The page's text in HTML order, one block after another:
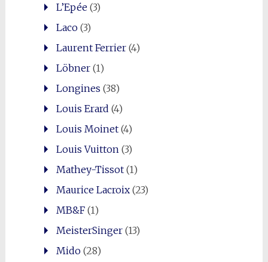
L’Epée(3)
Laco(3)
Laurent Ferrier(4)
Löbner(1)
Longines (38)
Louis Erard (4)
Louis Moinet(4)
Louis Vuitton (3)
Mathey-Tissot(1)
Maurice Lacroix(23)
MB&F(1)
MeisterSinger(13)
Mido(28)